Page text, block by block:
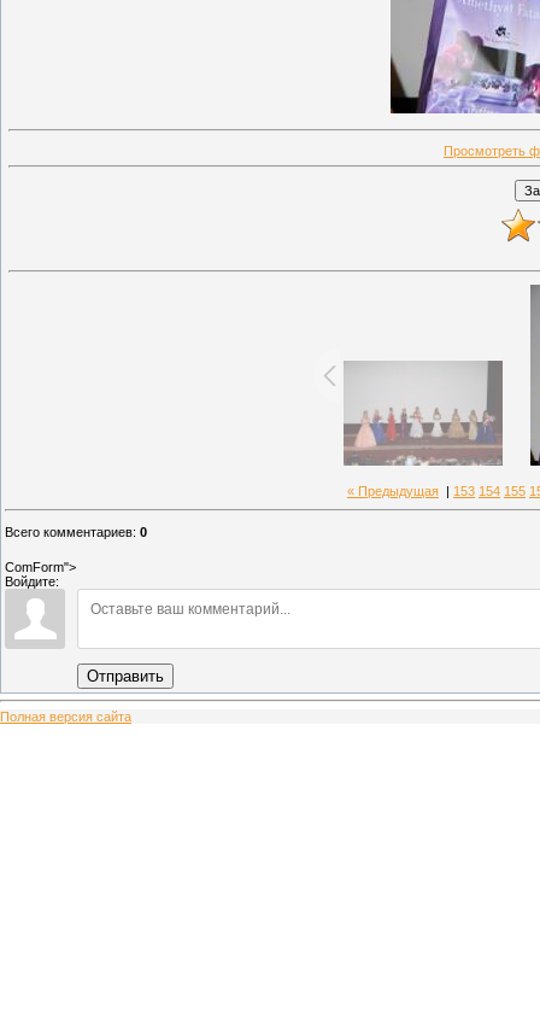
Просмотреть
« Предыдущая 153 154 155
Всего комментариев: 0
ComForm">
Войдите:
Отправить
Полная версия сайта